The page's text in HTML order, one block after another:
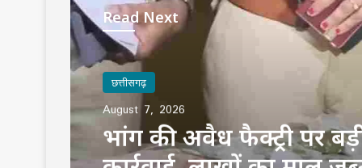
Read Next
छत्तीसगढ़
August 7, 2026
भांग की अवैध फैक्ट्री पर